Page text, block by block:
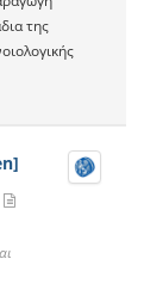
της